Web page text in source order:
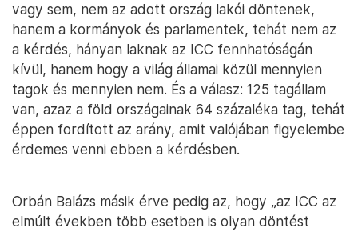
vagy sem, nem az adott ország lakói döntenek,
hanem a kormányok és parlamentek, tehát nem az
a kérdés, hányan laknak az ICC fennhatóságán
kívül, hanem hogy a világ államai közül mennyien
tagok és mennyien nem. És a válasz: 125 tagállam
van, azaz a föld országainak 64 százaléka tag, tehát
éppen fordított az arány, amit valójában figyelembe
érdemes venni ebben a kérdésben.
Orbán Balázs másik érve pedig az, hogy „az ICC az
elmúlt években több esetben is olyan döntést